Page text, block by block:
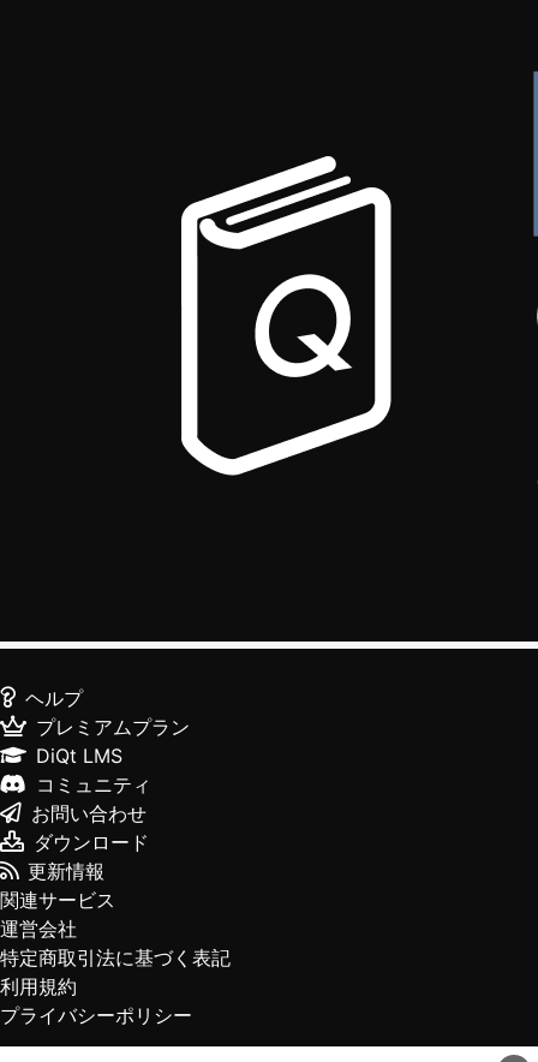
ヘルプ
プレミアムプラン
DiQt LMS
コミュニティ
お問い合わせ
ダウンロード
更新情報
関連サービス
運営会社
特定商取引法に基づく表記
利用規約
プライバシーポリシー